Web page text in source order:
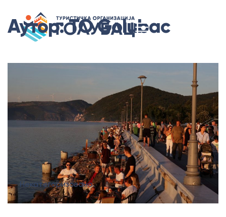
Аутор:TO Golubac
Некатегоризовано